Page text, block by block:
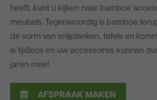
heeft, kunt u kijken naar bamboe
meubels. Tegenwoordig is bamboe
de vorm van snijplanken, tafels en
is tijdloos en uw accessoires kunnen
jaren mee!
AFSPRAAK MAKEN